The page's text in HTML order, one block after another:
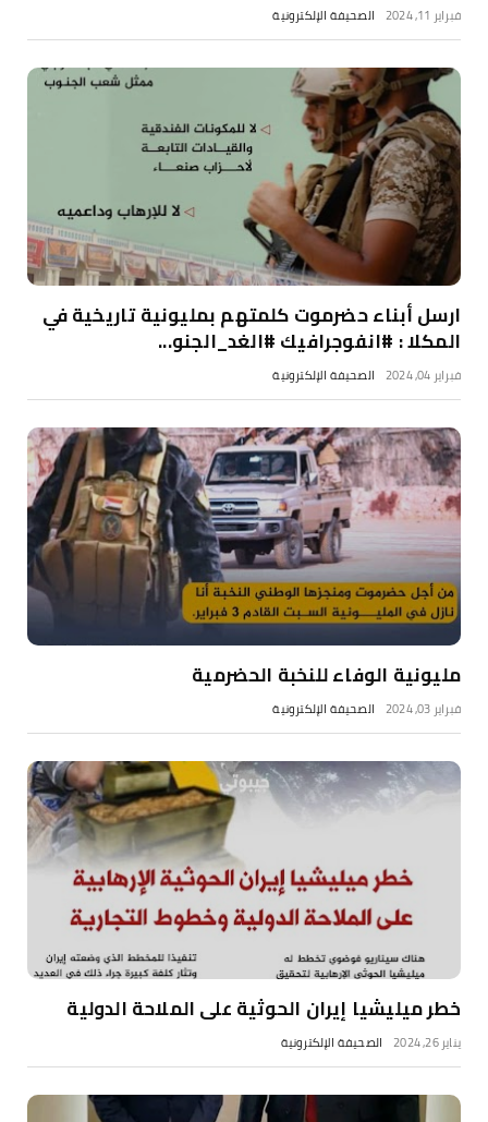
فبراير 11, 2024 الصحيفة الإلكترونية
ارسل أبناء حضرموت كلمتهم بمليونية تاريخية في
المكلا : #انفوجرافيك #الغد_الجنو...
فبراير 04, 2024 الصحيفة الإلكترونية
مليونية الوفاء للنخبة الحضرمية
فبراير 03, 2024 الصحيفة الإلكترونية
خطر ميليشيا إيران الحوثية على الملاحة الدولية
يناير 26, 2024 الصحيفة الإلكترونية